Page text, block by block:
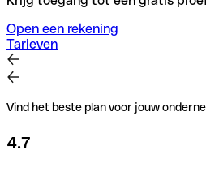
Open een rekening
Tarieven
Vind het beste plan voor jouw
4.7